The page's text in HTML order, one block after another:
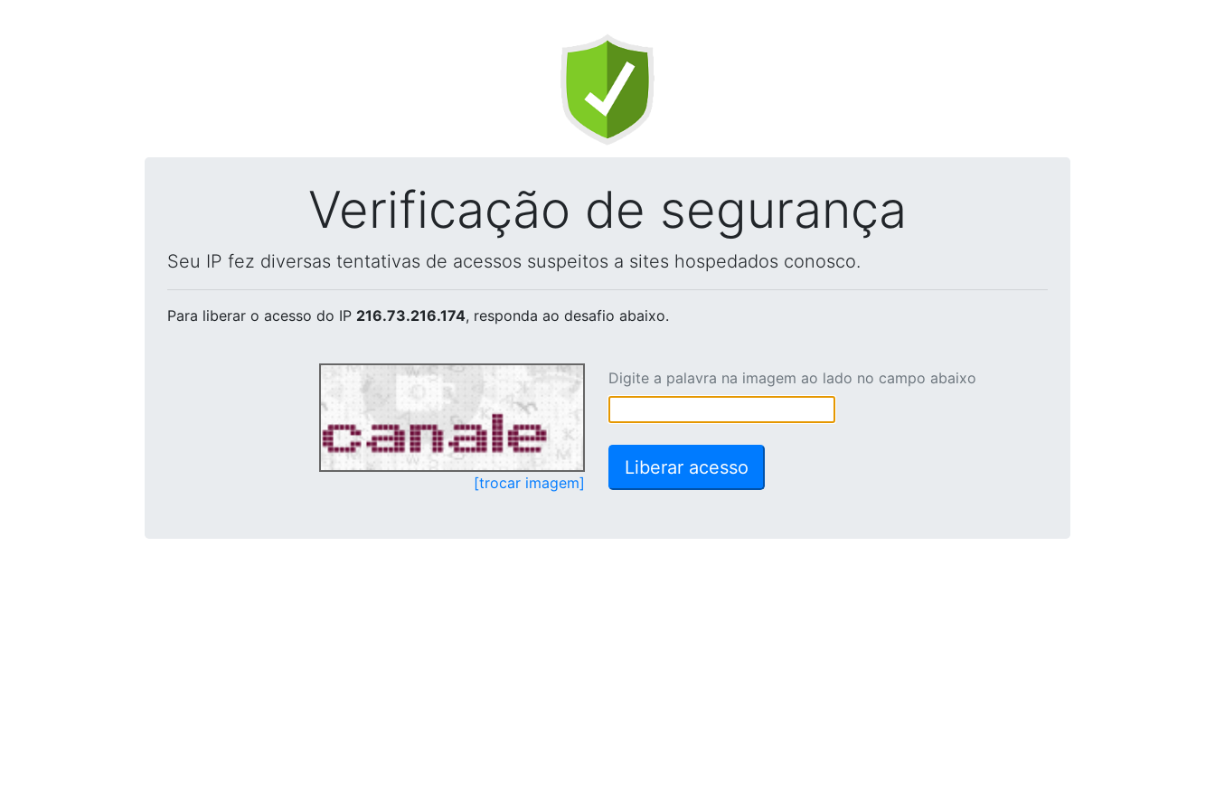
Verificação de segurança
Seu IP fez diversas tentativas de acessos suspeitos a sites hospedados conosco.
Para liberar o acesso do IP 216.73.216.174, responda ao desafio abaixo.
[trocar imagem]
Digite a palavra na imagem ao lado no campo abaixo